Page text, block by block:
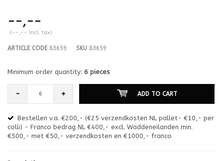
--,--
(--,-- Incl. tax)
ARTICLE CODE83659 SKU 83659
Minimum order quantity: 6 pieces
- + ADD TO CART
Bestellen v.a. €200,- (€25 verzendkosten NL pallet- €10,- per
colli) - Franco bedrag NL €400,- excl. Waddeneilanden min.
€500,- met €50,- verzendkosten en €1000,- franco